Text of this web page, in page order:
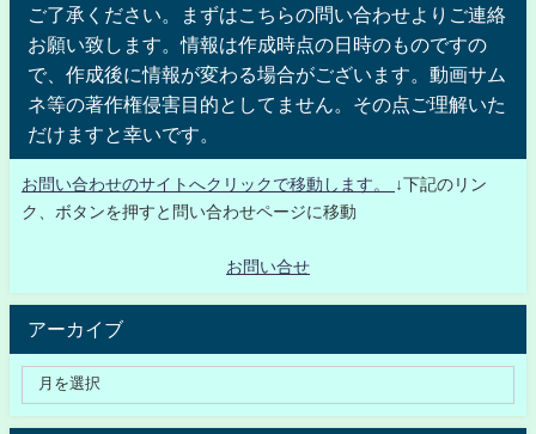
ご了承ください。まずはこちらの問い合わせよりご連絡
お願い致します。情報は作成時点の日時のものですの
で、作成後に情報が変わる場合がございます。動画サム
ネ等の著作権侵害目的としてません。その点ご理解いた
だけますと幸いです。
お問い合わせのサイトへクリックで移動します。
↓下記のリン
ク、ボタンを押すと問い合わせページに移動
お問い合せ
アーカイブ